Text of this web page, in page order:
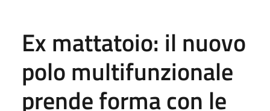
Ex mattatoio: il nuovo
polo multifunzionale
prende forma con le